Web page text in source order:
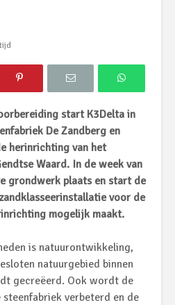
start K3Delta in
De Zandberg en
herinrichting van het
Waard. In de week van
grondwerk plaats en start de
voor de
mogelijk maakt.
is natuurontwikkeling,
natuurgebied binnen
gecreëerd. Ook wordt de
verbeterd en de